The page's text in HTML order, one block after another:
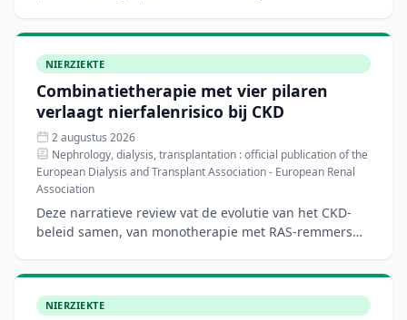
met een lager
NIERZIEKTE
Combinatietherapie met vier pilaren
verlaagt nierfalenrisico bij CKD
2 augustus 2026
Nephrology, dialysis, transplantation : official publication of the
European Dialysis and Transplant Association - European Renal
Association
Deze narratieve review vat de evolutie van het CKD-
beleid samen, van monotherapie met RAS-remmers
remmers, SGLT2-
NIERZIEKTE